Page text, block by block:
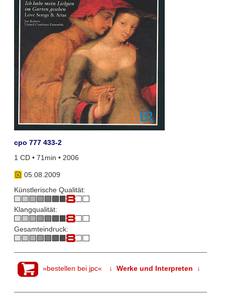
cpo 777 433-2
1 CD • 71min • 2006
05.08.2009
Künstlerische Qualität:
Klangqualität:
Gesamteindruck:
»bestellen bei jpc« ↓ Werke und Interpreten ↓